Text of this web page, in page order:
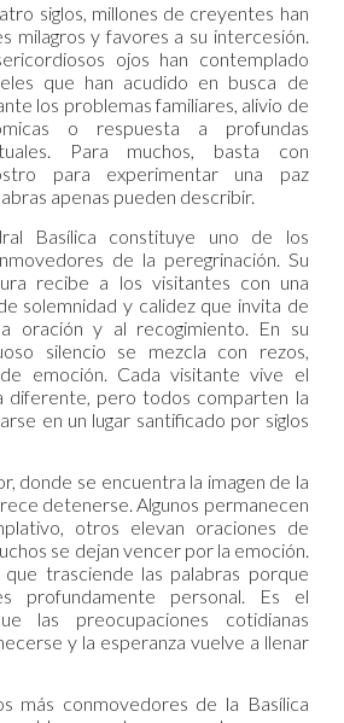
siglos, millones de creyentes han
milagros y favores a su intercesión.
ojos han contemplado
que han acudido en busca de
los problemas familiares, alivio de
o respuesta a profundas
Para muchos, basta con
para experimentar una paz
apenas pueden describir.
Basílica constituye uno de los
de la peregrinación. Su
recibe a los visitantes con una
solemnidad y calidez que invita de
oración y al recogimiento. En su
silencio se mezcla con rezos,
emoción. Cada visitante vive el
diferente, pero todos comparten la
en un lugar santificado por siglos
donde se encuentra la imagen de la
detenerse. Algunos permanecen
otros elevan oraciones de
se dejan vencer por la emoción.
que trasciende las palabras porque
profundamente personal. Es el
las preocupaciones cotidianas
y la esperanza vuelve a llenar
más conmovedores de la Basílica